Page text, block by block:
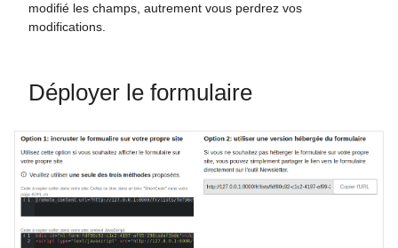
modifié les champs, autrement vous perdrez vos
modifications.
Déployer le formulaire